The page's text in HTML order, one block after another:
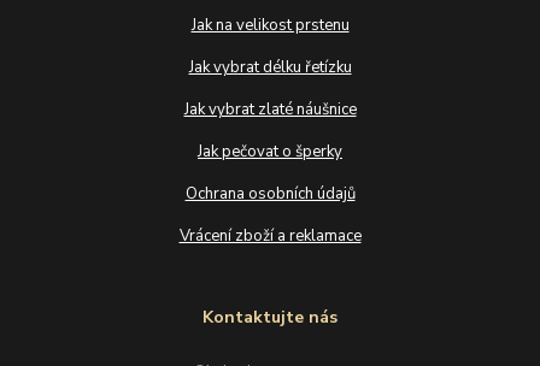
Jak na velikost prstenu
Jak vybrat délku řetízku
Jak vybrat zlaté náušnice
Jak pečovat o šperky
Ochrana osobních údajů
Vrácení zboží a reklamace
Kontaktujte nás